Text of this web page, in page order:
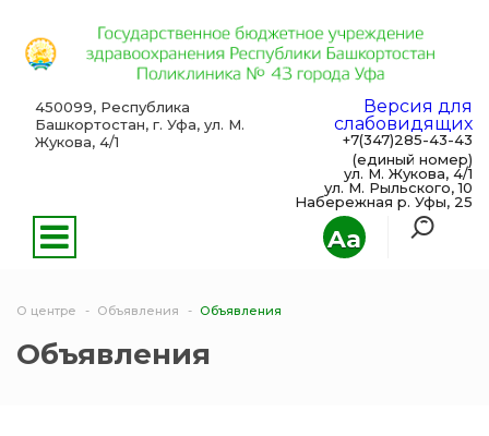
Aa
450099, Республика
Башкортостан, г. Уфа, ул. М.
Жукова, 4/1
Версия для
слабовидящих
+7(347)285-43-43
(единый номер)
ул. М. Жукова, 4/1
ул. М. Рыльского, 10
Набережная р. Уфы, 25
О центре Объявления Объявления
Объявления